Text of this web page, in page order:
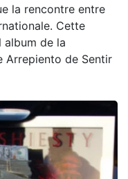
la rencontre entre
Cette
de la
Arrepiento de Sentir